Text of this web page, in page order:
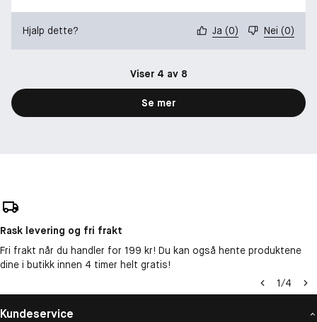
Hjalp dette? Ja (0) Nei (0)
Viser 4 av 8
Se mer
Rask levering og fri frakt
Fri frakt når du handler for 199 kr! Du kan også hente produktene
dine i butikk innen 4 timer helt gratis!
1/4
Kundeservice